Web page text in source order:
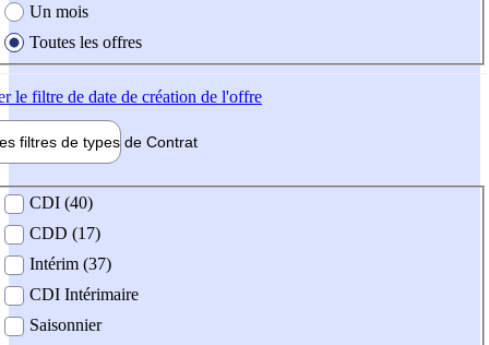
Un mois
Toutes les offres
le filtre de date de création de l'offre
filtres de types de Contrat
contrat
CDI (40)
CDD (17)
Intérim (37)
CDI Intérimaire
Saisonnier